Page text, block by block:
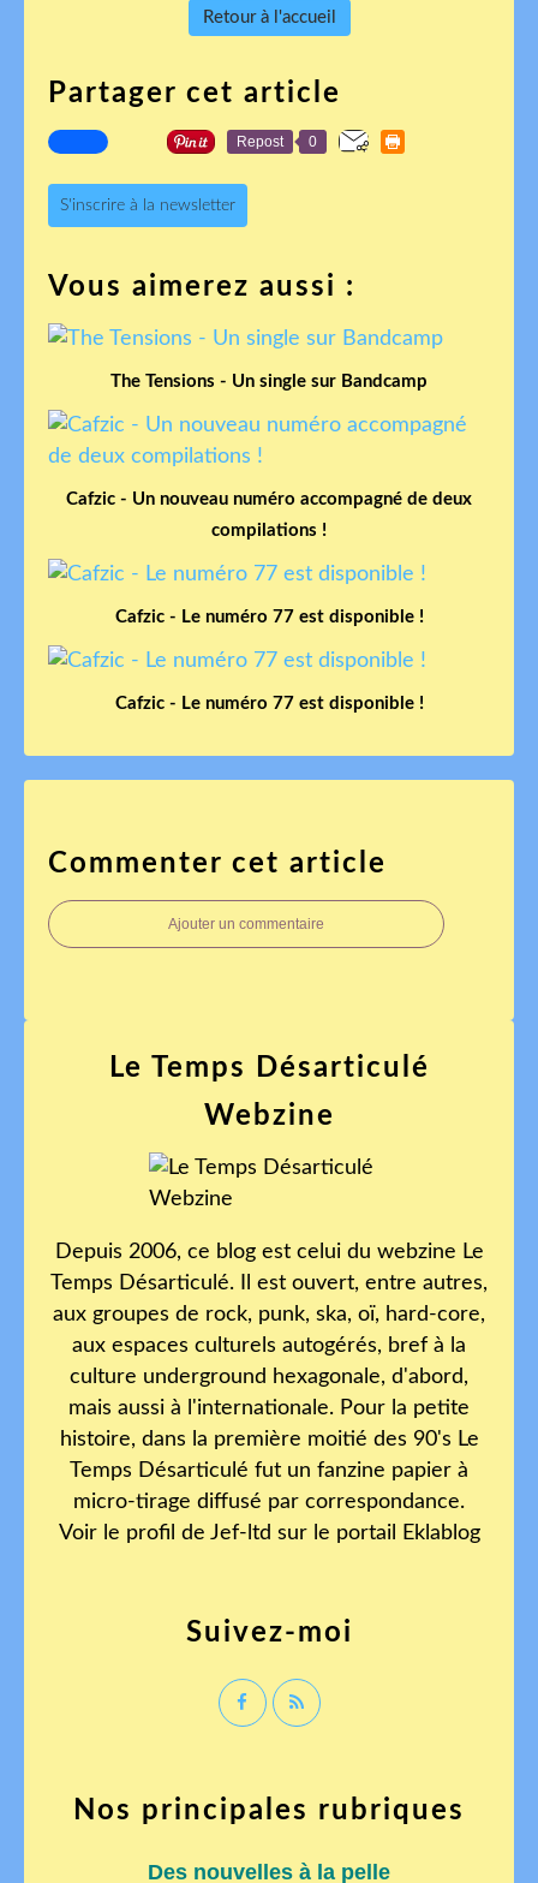
Retour à l'accueil
Partager cet article
Repost 0
S'inscrire à la newsletter
Vous aimerez aussi :
The Tensions - Un single sur Bandcamp
Cafzic - Un nouveau numéro accompagné de deux
compilations !
Cafzic - Le numéro 77 est disponible !
Cafzic - Le numéro 77 est disponible !
Commenter cet article
Ajouter un commentaire
Le Temps Désarticulé
Webzine
Depuis 2006, ce blog est celui du webzine Le
Temps Désarticulé. Il est ouvert, entre autres,
aux groupes de rock, punk, ska, oï, hard-core,
aux espaces culturels autogérés, bref à la
culture underground hexagonale, d'abord,
mais aussi à l'internationale. Pour la petite
histoire, dans la première moitié des 90's Le
Temps Désarticulé fut un fanzine papier à
micro-tirage diffusé par correspondance.
Voir le profil de Jef-ltd sur le portail Eklablog
Suivez-moi
Nos principales rubriques
Des nouvelles à la pelle